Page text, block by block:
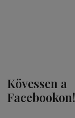
Kövessen a
Facebookon!